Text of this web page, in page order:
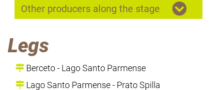
Other producers along the stage
Legs
Berceto - Lago Santo Parmense
Lago Santo Parmense - Prato Spilla